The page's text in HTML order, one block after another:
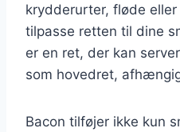
krydderurter, fløde
tilpasse retten til dine
er en ret, der kan
som hovedret,
Bacon tilføjer ikke kun